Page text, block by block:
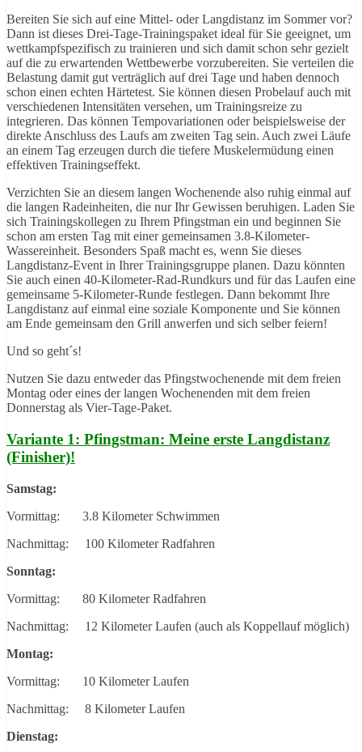
Bereiten Sie sich auf eine Mittel- oder Langdistanz im Sommer vor?
Dann ist dieses Drei-Tage-Trainingspaket ideal für Sie geeignet, um
wettkampfspezifisch zu trainieren und sich damit schon sehr gezielt
auf die zu erwartenden Wettbewerbe vorzubereiten. Sie verteilen die
Belastung damit gut verträglich auf drei Tage und haben dennoch
schon einen echten Härtetest. Sie können diesen Probelauf auch mit
verschiedenen Intensitäten versehen, um Trainingsreize zu
integrieren. Das können Tempovariationen oder beispielsweise der
direkte Anschluss des Laufs am zweiten Tag sein. Auch zwei Läufe
an einem Tag erzeugen durch die tiefere Muskelermüdung einen
effektiven Trainingseffekt.
Verzichten Sie an diesem langen Wochenende also ruhig einmal auf
die langen Radeinheiten, die nur Ihr Gewissen beruhigen. Laden Sie
sich Trainingskollegen zu Ihrem Pfingstman ein und beginnen Sie
schon am ersten Tag mit einer gemeinsamen 3.8-Kilometer-
Wassereinheit. Besonders Spaß macht es, wenn Sie dieses
Langdistanz-Event in Ihrer Trainingsgruppe planen. Dazu könnten
Sie auch einen 40-Kilometer-Rad-Rundkurs und für das Laufen eine
gemeinsame 5-Kilometer-Runde festlegen. Dann bekommt Ihre
Langdistanz auf einmal eine soziale Komponente und Sie können
am Ende gemeinsam den Grill anwerfen und sich selber feiern!
Und so geht´s!
Nutzen Sie dazu entweder das Pfingstwochenende mit dem freien
Montag oder eines der langen Wochenenden mit dem freien
Donnerstag als Vier-Tage-Paket.
Variante 1: Pfingstman: Meine erste Langdistanz
(Finisher)!
Samstag:
Vormittag: 3.8 Kilometer Schwimmen
Nachmittag: 100 Kilometer Radfahren
Sonntag:
Vormittag: 80 Kilometer Radfahren
Nachmittag: 12 Kilometer Laufen (auch als Koppellauf möglich)
Montag:
Vormittag: 10 Kilometer Laufen
Nachmittag: 8 Kilometer Laufen
Dienstag: